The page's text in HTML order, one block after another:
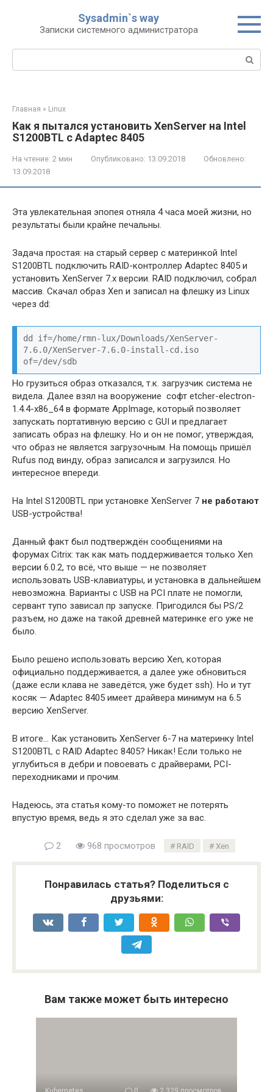
Sysadmin`s way
Записки системного администратора
Поиск:
Главная » Linux
Как я пытался установить XenServer на Intel
S1200BTL с Adaptec 8405
На чтение: 2 мин Опубликовано: 13.09.2018
Обновлено:
13.09.2018
Эта увлекательная эпопея отняла 4 часа моей жизни, но
результаты были крайне печальны.
Задача простая: на старый сервер с материнкой Intel
S1200BTL подключить RAID-контроллер Adaptec 8405 и
установить XenServer 7.x версии. RAID подключил, собрал
массив. Скачал образ Xen и записал на флешку из Linux
через dd:
dd if=/home/rmn-lux/Downloads/XenServer-
7.6.0/XenServer-7.6.0-install-cd.iso
of=/dev/sdb
Но грузиться образ отказался, т.к. загрузчик система не
видела. Далее взял на вооружение софт etcher-electron-
1.4.4-x86_64 в формате AppImage, который позволяет
запускать портативную версию с GUI и предлагает
записать образ на флешку. Но и он не помог, утверждая,
что образ не является загрузочным. На помощь пришёл
Rufus под винду, образ записался и загрузился. Но
интересное впереди.
На Intel S1200BTL при установке XenServer 7 не работают
USB-устройства!
Данный факт был подтверждён сообщениями на
форумах Citrix: так как мать поддерживается только Xen
версии 6.0.2, то всё, что выше — не позволяет
использовать USB-клавиатуры, и установка в дальнейшем
невозможна. Варианты с USB на PCI плате не помогли,
сервант тупо зависал пр запуске. Пригодился бы PS/2
разъем, но даже на такой древней материнке его уже не
было.
Было решено использовать версию Xen, которая
официально поддерживается, а далее уже обновиться
(даже если клава не заведётся, уже будет ssh). Но и тут
косяк — Adaptec 8405 имеет драйвера минимум на 6.5
версию XenServer.
В итоге… Как установить XenServer 6-7 на материнку Intel
S1200BTL с RAID Adaptec 8405? Никак! Если только не
углубиться в дебри и повоевать с драйверами, PCI-
переходниками и прочим.
Надеюсь, эта статья кому-то поможет не потерять
впустую время, ведь я это сделал уже за вас.
2 968 просмотров RAID Xen
Понравилась статья? Поделиться с
друзьями:
Вам также может быть интересно